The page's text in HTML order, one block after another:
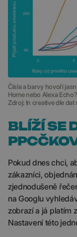
Čísla a barvy hovoří
Home nebo Alexa Echo?
Zdroj: In creative dle
BLÍŽÍ SE
Pokud dnes chci,
zákazníci,
zjednodušeně
na Googlu
zobrazí a já platím
Nastavení této